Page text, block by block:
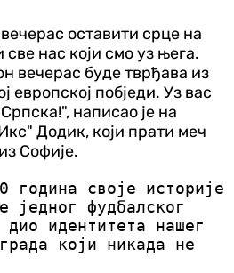
оставити срце на
нас који смо уз њега.
вечерас буде тврђава из
европској побједи. Уз вас
написао је на
Додик, који прати меч
Софије.
година своје историје
једног фудбалског
идентитета нашег
који никада не